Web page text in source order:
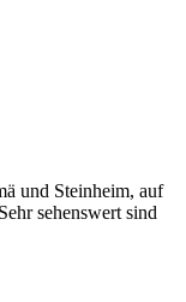
und Steinheim, auf
sehenswert sind